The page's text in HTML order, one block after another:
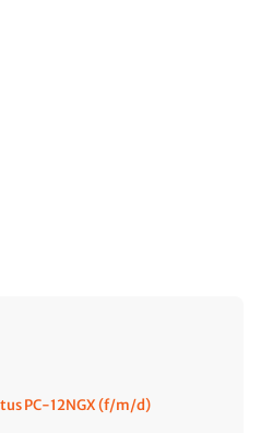
PC-12NGX (f/m/d)